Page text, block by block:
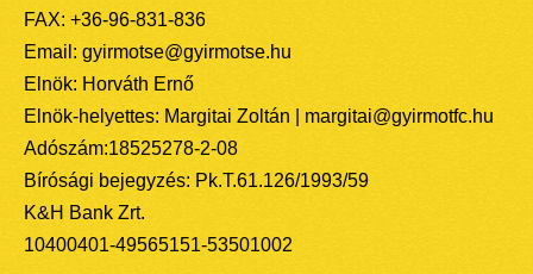
FAX: +36-96-831-836
Email: gyirmotse@gyirmotse.hu
Elnök: Horváth Ernő
Elnök-helyettes: Margitai Zoltán | margitai@gyirmotfc.hu
Adószám:18525278-2-08
Bírósági bejegyzés: Pk.T.61.126/1993/59
K&H Bank Zrt.
10400401-49565151-53501002